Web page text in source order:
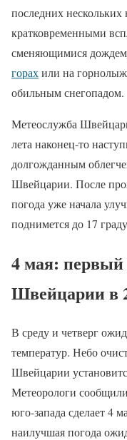
последних нескольких
кратковременными
сменяющимися
горахили на
обильным снегопадом.
Метеослужба
лета наконец-то
долгожданным
Швейцарии. После
погода уже начала
поднимется до 17
4 мая: первый
Швейцарии в
В среду и четверг
температур. Небо
Швейцарии
Метеорологи
юго-запада сделает 4
наилучшая погода